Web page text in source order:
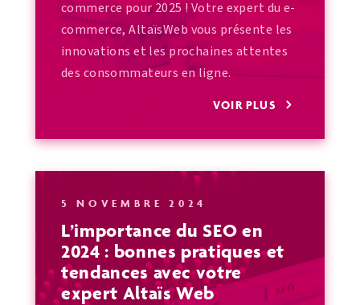
commerce pour 2025 ! Votre expert du e-
commerce, AltaïsWeb vous présente les
innovations et les prochaines attentes
des consommateurs en ligne.
VOIR PLUS
5 NOVEMBRE 2024
L’importance du SEO en
2024 : bonnes pratiques et
tendances avec votre
expert Altaïs Web